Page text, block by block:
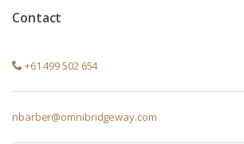
Contact
+61 499 502 654
nbarber@omnibridgeway.com